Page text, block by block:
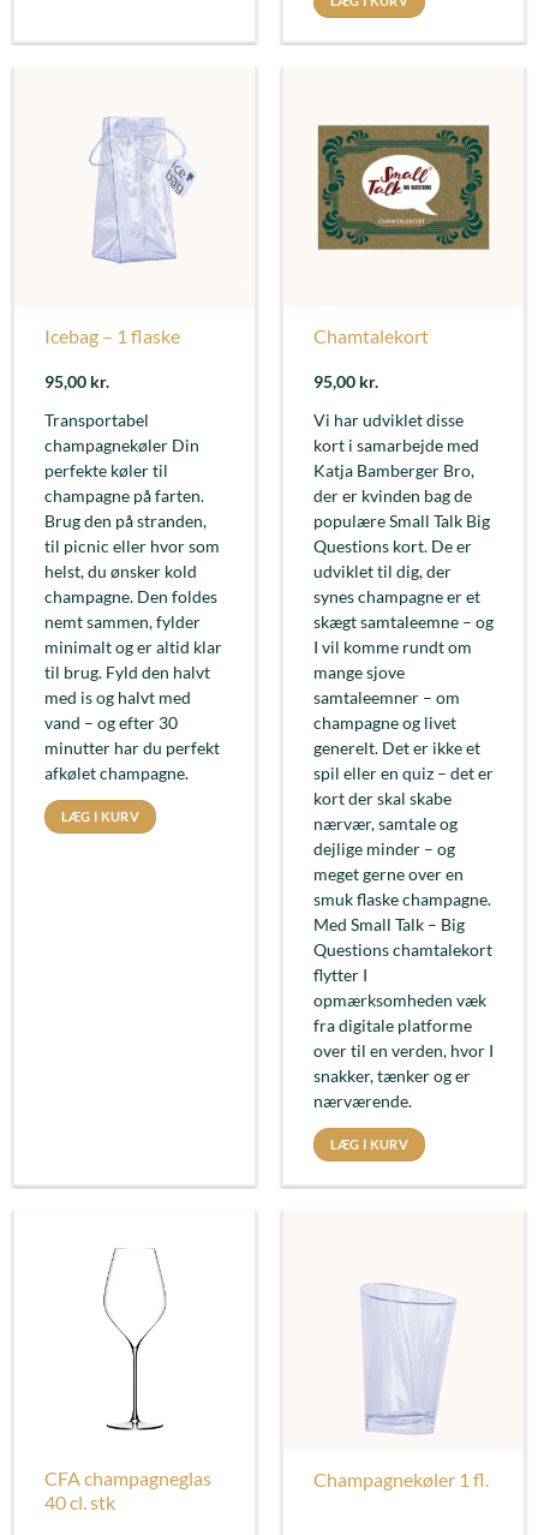
Icebag – 1 flaske
95,00 kr.
Transportabel
champagnekøler Din
perfekte køler til
champagne på farten.
Brug den på stranden,
til picnic eller hvor som
helst, du ønsker kold
champagne. Den foldes
nemt sammen, fylder
minimalt og er altid klar
til brug. Fyld den halvt
med is og halvt med
vand – og efter 30
minutter har du perfekt
afkølet champagne.
LÆG I KURV
Chamtalekort
95,00 kr.
Vi har udviklet disse
kort i samarbejde med
Katja Bamberger Bro,
der er kvinden bag de
populære Small Talk Big
Questions kort. De er
udviklet til dig, der
synes champagne er et
skægt samtaleemne – og
I vil komme rundt om
mange sjove
samtaleemner – om
champagne og livet
generelt. Det er ikke et
spil eller en quiz – det er
kort der skal skabe
nærvær, samtale og
dejlige minder – og
meget gerne over en
smuk flaske champagne.
Med Small Talk – Big
Questions chamtalekort
flytter I
opmærksomheden væk
fra digitale platforme
over til en verden, hvor I
snakker, tænker og er
nærværende.
LÆG I KURV
CFA champagneglas
40 cl. stk
Champagnekøler 1 fl.